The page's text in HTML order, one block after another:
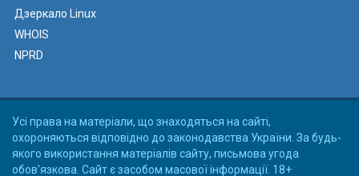
Дзеркало Linux
WHOIS
NPRD
Усі права на матеріали, що знаходяться на сайті,
охороняються відповідно до законодавства України. За будь-
якого використання матеріалів сайту, письмова угода
обов'язкова. Сайт є засобом масової інформації. 18+